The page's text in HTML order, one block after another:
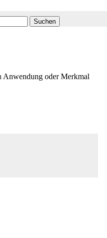
Suchen
Anwendung oder Merkmal